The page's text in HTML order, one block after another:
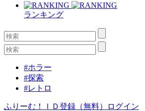
ランキング
#ホラー
#探索
#レトロ
ふりーむ！ＩＤ登録（無料） ログイン